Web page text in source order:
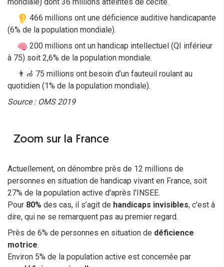
mondiale) dont 36 millions atteintes de cécité.
466 millions ont une déficience auditive handicapante
(6% de la population mondiale).
200 millions ont un handicap intellectuel (QI inférieur
à 75) soit 2,6% de la population mondiale.
👨‍🦽 75 millions ont besoin d’un fauteuil roulant au
quotidien (1% de la population mondiale).
Source : OMS 2019
Zoom sur la France
Actuellement, on dénombre près de 12 millions de
personnes en situation de handicap vivant en France, soit
27% de la population active d'après l'INSEE.
Pour 80% des cas, il s’agit de handicaps invisibles, c'est à
dire, qui ne se remarquent pas au premier regard.
Près de 6% de personnes en situation de déficience
motrice.
Environ 5% de la population active est concernée par